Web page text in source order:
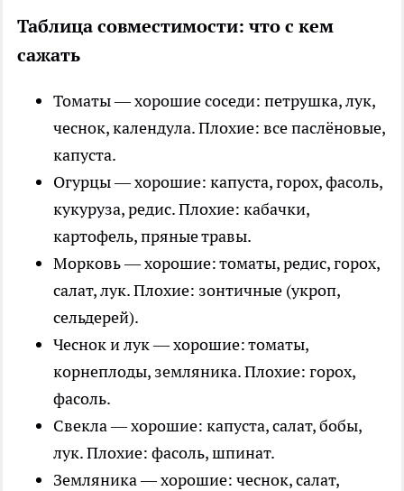
Таблица совместимости: что с кем
сажать
Томаты — хорошие соседи: петрушка, лук,
чеснок, календула. Плохие: все паслёновые,
капуста.
Огурцы — хорошие: капуста, горох, фасоль,
кукуруза, редис. Плохие: кабачки,
картофель, пряные травы.
Морковь — хорошие: томаты, редис, горох,
салат, лук. Плохие: зонтичные (укроп,
сельдерей).
Чеснок и лук — хорошие: томаты,
корнеплоды, земляника. Плохие: горох,
фасоль.
Свекла — хорошие: капуста, салат, бобы,
лук. Плохие: фасоль, шпинат.
Земляника — хорошие: чеснок, салат,